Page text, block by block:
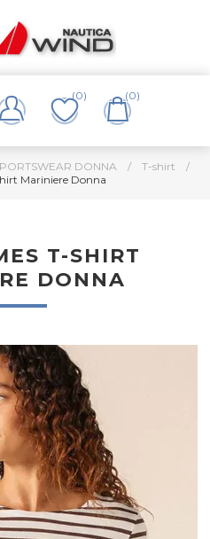
(0) (0)
DONNA / T-shirt
/
Mariniere Donna
T-SHIRT
DONNA